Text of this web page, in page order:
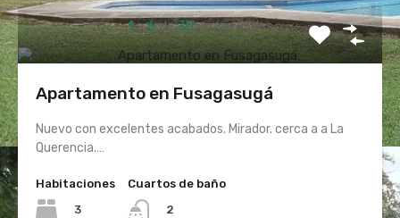
1 a6 de30 propiedades
Apartamento en Fusagasugá
Nuevo con excelentes acabados. Mirador. cerca a a La
Querencia.…
Habitaciones
3
Cuartos de baño
2